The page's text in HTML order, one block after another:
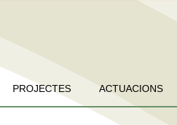
PROJECTES ACTUACIONS